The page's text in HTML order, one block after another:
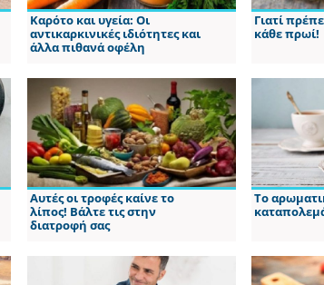
Καρότο και υγεία: Οι
αντικαρκινικές ιδιότητες και
άλλα πιθανά οφέλη
Γιατί
κάθε πρωί!
Αυτές οι τροφές καίνε το
λίπος! Βάλτε τις στην
διατροφή σας
Το